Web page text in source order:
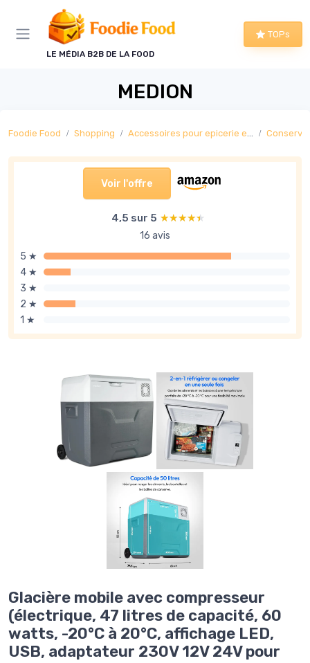
LE MÉDIA B2B DE LA FOOD
TOPs
MEDION
Foodie Food Shopping Accessoires pour epicerie et boisson
Voir l'offre
4,5 sur 5 ★★★★★
★★★★★
16 avis
5 ★
4 ★
3 ★
2 ★
1 ★
Glacière mobile avec compresseur
(électrique, 47 litres de capacité, 60
watts, -20°C à 20°C, affichage LED,
USB, adaptateur 230V 12V 24V pour
Panneau de gestion des cookies